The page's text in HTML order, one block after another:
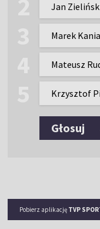
Jan
Marek Kania
Mateusz
Krzysztof
Głosuj
Pobierz aplikację TVP